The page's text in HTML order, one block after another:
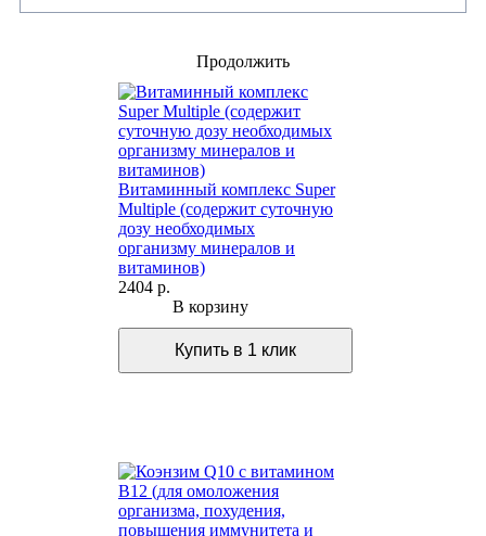
Продолжить
Витаминный комплекс Super
Multiple (содержит суточную
дозу необходимых
организму минералов и
витаминов)
2404 р.
В корзину